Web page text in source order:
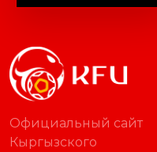
Официальный сайт
Кыргызского